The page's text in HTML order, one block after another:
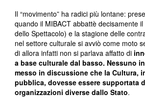
Il “movimento” ha radici più lontane:
quando il MIBACT abbattè decisamente
dello Spettacolo) e la stagione delle
nel settore culturale si avviò come moto
di allora infatti non si parlava affatto di
a base culturale dal basso. Nessuno
messo in discussione che la Cultura,
pubblica, dovesse essere supportata
organizzazioni diverse dallo Stato.